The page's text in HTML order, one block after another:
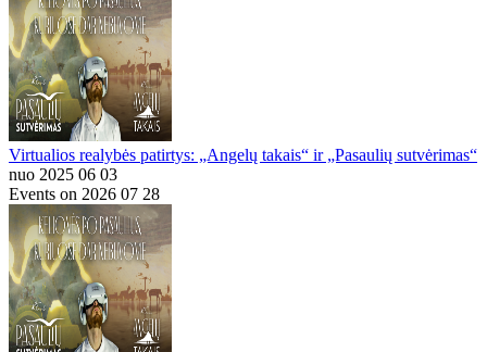
Virtualios realybės patirtys: „Angelų takais“ ir „Pasaulių sutvėrimas“
nuo 2025 06 03
Events on 2026 07 28